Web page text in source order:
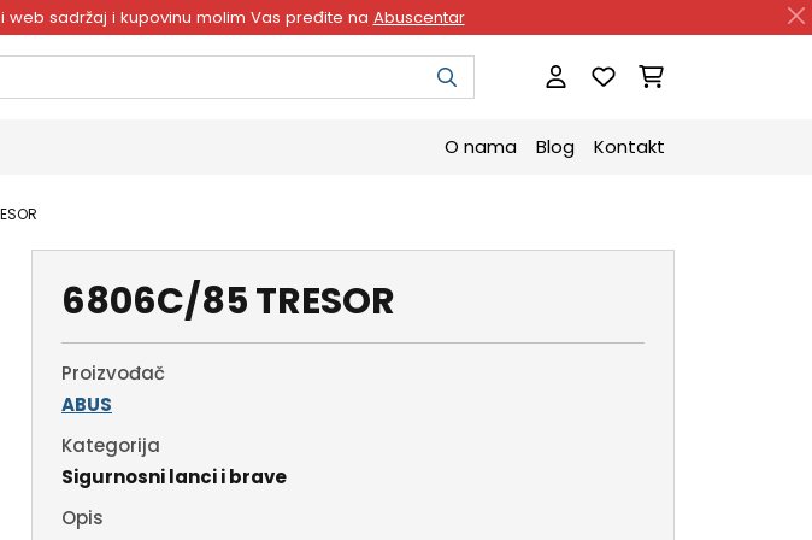
sadržaj i kupovinu molim Vas pređite na Abuscentar
O nama Blog Kontakt
6806C/85 TRESOR
Proizvođač
ABUS
Kategorija
Sigurnosni lanci i brave
Opis